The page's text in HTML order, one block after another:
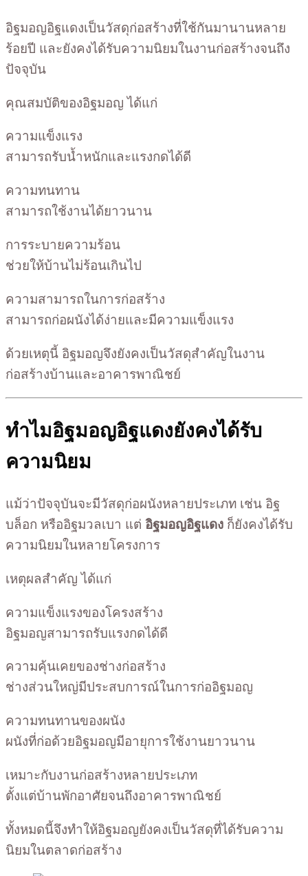
อิฐมอญอิฐแดงเป็นวัสดุก่อสร้างที่ใช้กันมานานหลาย
ร้อยปี และยังคงได้รับความนิยมในงานก่อสร้างจนถึง
ปัจจุบัน
คุณสมบัติของอิฐมอญ ได้แก่
ความแข็งแรง
สามารถรับน้ำหนักและแรงกดได้ดี
ความทนทาน
สามารถใช้งานได้ยาวนาน
การระบายความร้อน
ช่วยให้บ้านไม่ร้อนเกินไป
ความสามารถในการก่อสร้าง
สามารถก่อผนังได้ง่ายและมีความแข็งแรง
ด้วยเหตุนี้ อิฐมอญจึงยังคงเป็นวัสดุสำคัญในงาน
ก่อสร้างบ้านและอาคารพาณิชย์
ทำไมอิฐมอญอิฐแดงยังคงได้รับ
ความนิยม
แม้ว่าปัจจุบันจะมีวัสดุก่อผนังหลายประเภท เช่น อิฐ
บล็อก หรืออิฐมวลเบา แต่ อิฐมอญอิฐแดง ก็ยังคงได้รับ
ความนิยมในหลายโครงการ
เหตุผลสำคัญ ได้แก่
ความแข็งแรงของโครงสร้าง
อิฐมอญสามารถรับแรงกดได้ดี
ความคุ้นเคยของช่างก่อสร้าง
ช่างส่วนใหญ่มีประสบการณ์ในการก่ออิฐมอญ
ความทนทานของผนัง
ผนังที่ก่อด้วยอิฐมอญมีอายุการใช้งานยาวนาน
เหมาะกับงานก่อสร้างหลายประเภท
ตั้งแต่บ้านพักอาศัยจนถึงอาคารพาณิชย์
ทั้งหมดนี้จึงทำให้อิฐมอญยังคงเป็นวัสดุที่ได้รับความ
นิยมในตลาดก่อสร้าง